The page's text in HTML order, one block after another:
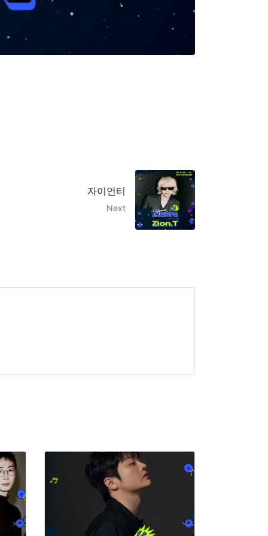
자이언티
Next